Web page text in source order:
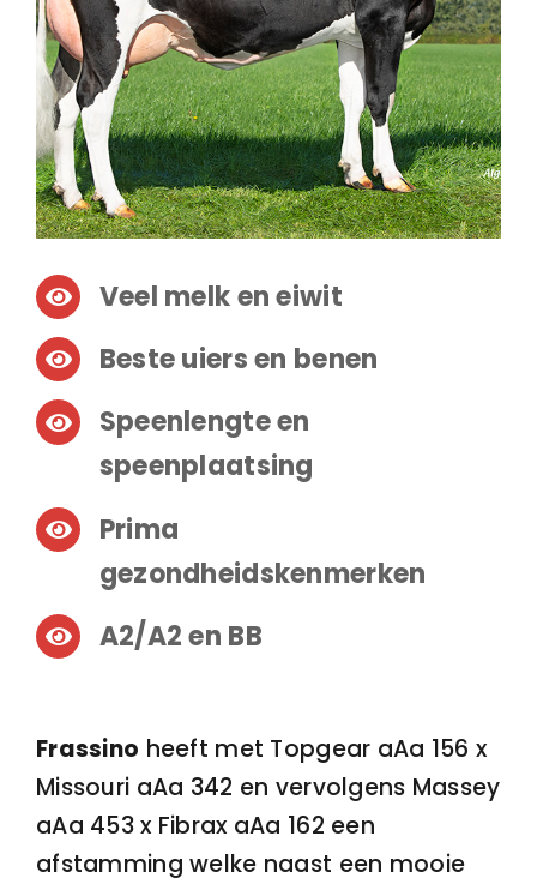
Veel melk en eiwit
Beste uiers en benen
Speenlengte en
speenplaatsing
Prima
gezondheidskenmerken
A2/A2 en BB
Frassino heeft met Topgear aAa 156 x
Missouri aAa 342 en vervolgens Massey
aAa 453 x Fibrax aAa 162 een
afstamming welke naast een mooie